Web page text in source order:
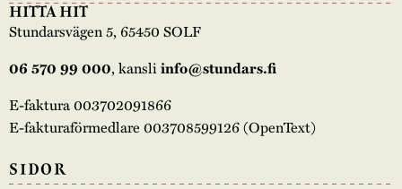
HITTA HIT
Stundarsvägen 5, 65450 SOLF
06 570 99 000, kansliinfo@stundars.fi
E-faktura 003702091866
E-fakturaförmedlare 003708599126 (OpenText)
SIDOR